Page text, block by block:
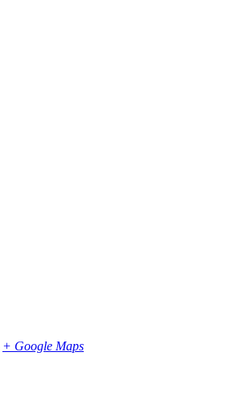
+ Google Maps